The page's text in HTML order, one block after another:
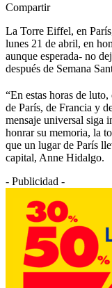
Compartir
La Torre Eiffel, en
lunes 21 de abril, en
aunque esperada- no
después de Semana
“En estas horas de
de París, de Francia y
mensaje universal siga
honrar su memoria, la
que un lugar de París
capital, Anne Hidalgo.
- Publicidad -